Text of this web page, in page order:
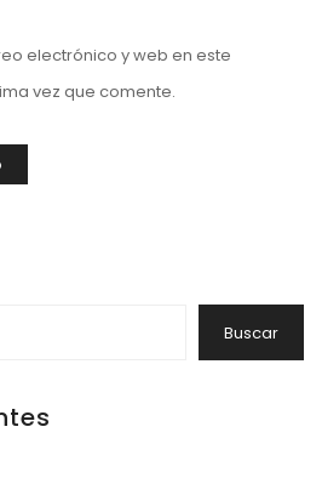
electrónico y web en este
vez que comente.
Buscar